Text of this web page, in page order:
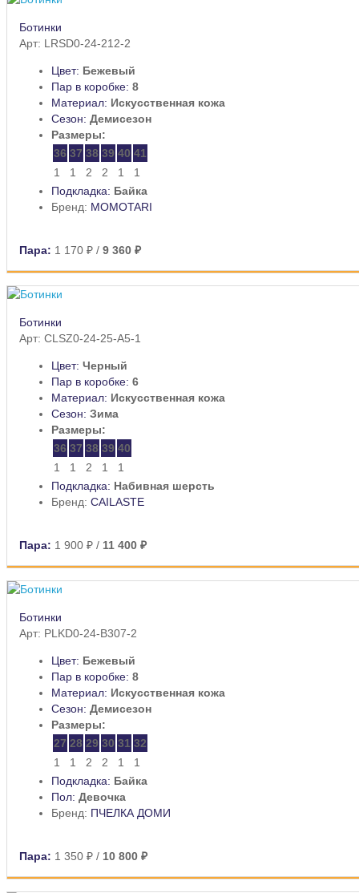
Ботинки
Арт: LRSD0-24-212-2
Цвет: Бежевый
Пар в коробке: 8
Материал: Искусственная кожа
Сезон: Демисезон
Размеры:
36 37 38 39 40 41
1
1 2 2 1
1
Подкладка: Байка
Бренд: MOMOTARI
Пара: 1 170 ₽ / 9 360 ₽
Ботинки
Арт: CLSZ0-24-25-A5-1
Цвет: Черный
Пар в коробке: 6
Материал: Искусственная кожа
Сезон: Зима
Размеры:
36 37 38 39 40
1
1 2 1
1
Подкладка: Набивная шерсть
Бренд: CAILASTE
Пара: 1 900 ₽ / 11 400 ₽
Ботинки
Арт: PLKD0-24-B307-2
Цвет: Бежевый
Пар в коробке: 8
Материал: Искусственная кожа
Сезон: Демисезон
Размеры:
27 28 29 30 31 32
1
1 2 2 1
1
Подкладка: Байка
Пол: Девочка
Бренд: ПЧЕЛКА ДОМИ
Пара: 1 350 ₽ / 10 800 ₽